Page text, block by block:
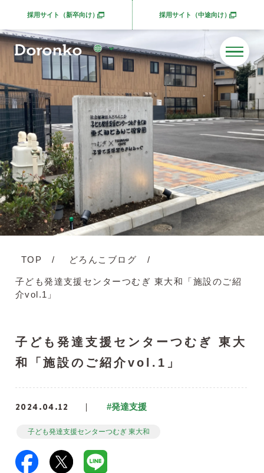
採用サイト（新卒向け）別ウィンドウで開きます 採用サイト（中途向け）別ウィンドウで開きま
TOP どろんこブログ
子ども発達支援センターつむぎ 東大和「施設のご紹
介vol.1」
子ども発達支援センターつむぎ 東大
和「施設のご紹介vol.1」
2024.04.12 #発達支援
子ども発達支援センターつむぎ 東大和